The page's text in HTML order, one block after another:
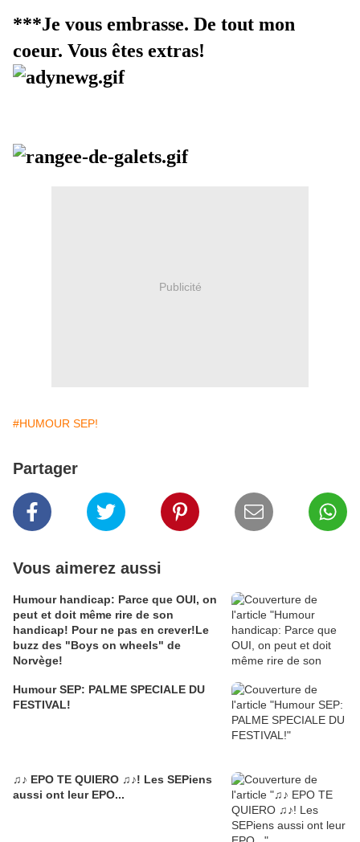
***Je vous embrasse. De tout mon
coeur. Vous êtes extras!
Publicité
#HUMOUR SEP!
Partager
Vous aimerez aussi
Humour handicap: Parce que OUI, on
peut et doit même rire de son
handicap! Pour ne pas en crever!Le
buzz des "Boys on wheels" de
Norvège!
Humour SEP: PALME SPECIALE DU
FESTIVAL!
♫♪ EPO TE QUIERO ♫♪! Les SEPiens
aussi ont leur EPO...